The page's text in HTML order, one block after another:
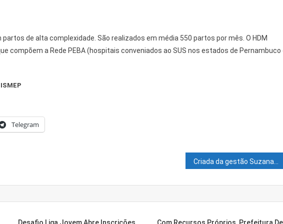
de alta complexidade. São realizados em média 550 partos por mês. O HDM
compõem a Rede PEBA (hospitais conveniados ao SUS nos estados de Pernambuco
Telegram